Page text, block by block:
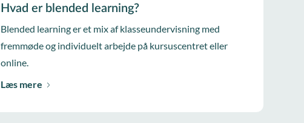
Hvad er blended learning?
Blended learning er et mix af klasseundervisning med
fremmøde og individuelt arbejde på kursuscentret eller
online.
Læs mere